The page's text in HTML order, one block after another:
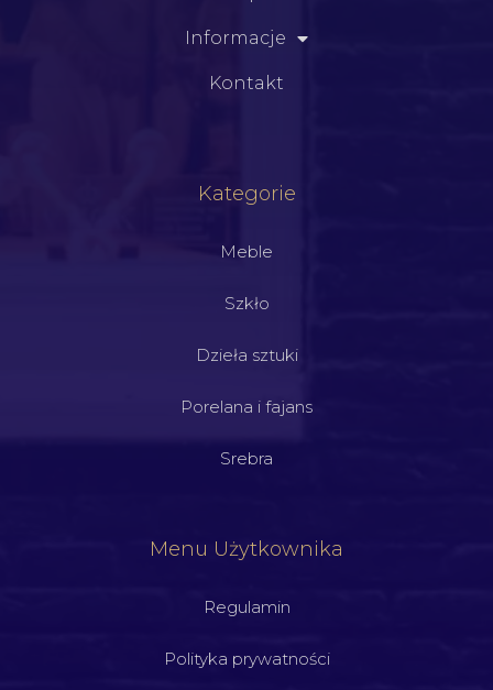
Informacje
Kontakt
Kategorie
Meble
Szkło
Dzieła sztuki
Porelana i fajans
Srebra
Menu Użytkownika
Regulamin
Polityka prywatności